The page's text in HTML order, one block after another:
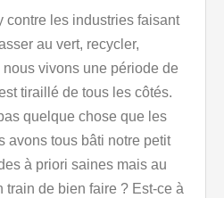
contre les industries faisant
au vert, recycler,
vivons une période de
tiraillé de tous les côtés.
quelque chose que les
avons tous bâti notre petit
à priori saines mais au
train de bien faire ? Est-ce à